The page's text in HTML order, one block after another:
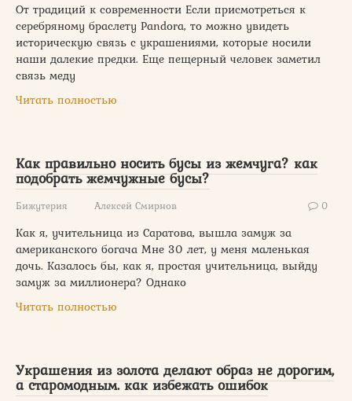
От традиций к современности Если присмотреться к
серебряному браслету Pandora, то можно увидеть
историческую связь с украшениями, которые носили
наши далекие предки. Еще пещерный человек заметил
связь меду
Читать полностью
Как правильно носить бусы из жемчуга? как
подобрать жемчужные бусы?
Бижутерия Алексей Смирнов 0
Как я, учительница из Саратова, вышла замуж за
американского богача Мне 30 лет, у меня маленькая
дочь. Казалось бы, как я, простая учительница, выйду
замуж за миллионера? Однако
Читать полностью
Украшения из золота делают образ не дорогим,
а старомодным. как избежать ошибок